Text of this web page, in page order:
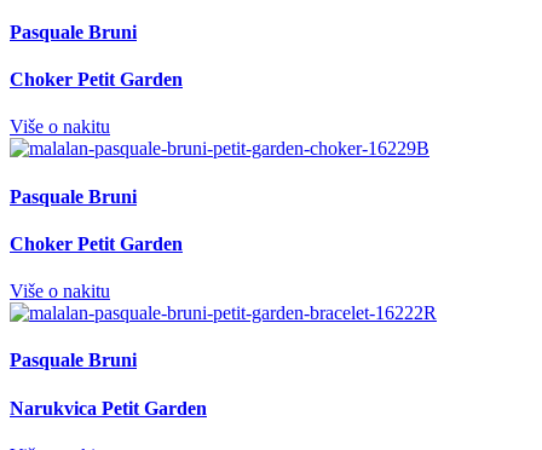
Pasquale Bruni
Choker Petit Garden
Više o nakitu
Pasquale Bruni
Choker Petit Garden
Više o nakitu
Pasquale Bruni
Narukvica Petit Garden